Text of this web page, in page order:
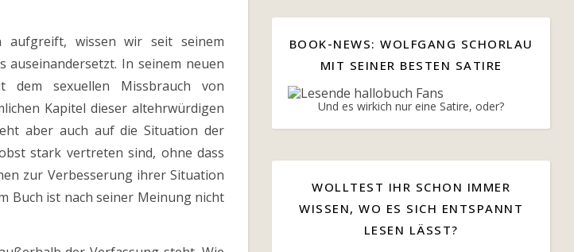
aufgreift, wissen wir seit seinem
auseinandersetzt. In seinem neuen
dem sexuellen Missbrauch von
Kapitel dieser altehrwürdigen
aber auch auf die Situation der
stark vertreten sind, ohne dass
zur Verbesserung ihrer Situation
Buch ist nach seiner Meinung nicht
BOOK-NEWS: WOLFGANG SCHORLAU
MIT SEINER BESTEN SATIRE
Und es wirkich nur eine Satire, oder?
WOLLTEST IHR SCHON IMMER
WISSEN, WO ES SICH ENTSPANNT
LESEN LÄSST?